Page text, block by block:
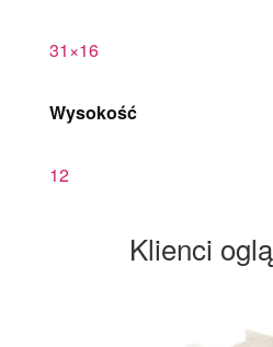
31×16
Wysokość
12
Klienci